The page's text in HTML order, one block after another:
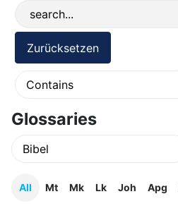
Glossaries
All Mt Mk Lk Joh Apg